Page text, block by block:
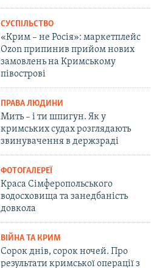
СУСПІЛЬСТВО
«Крим – не Росія»: маркетплейс
Ozon припинив прийом нових
замовлень на Кримському
півострові
ПРАВА ЛЮДИНИ
Мить – і ти шпигун. Як у
кримських судах розглядають
звинувачення в держзраді
ФОТОГАЛЕРЕЇ
Краса Сімферопольського
водосховища та занедбаність
довкола
ВІЙНА ТА КРИМ
Сорок днів, сорок ночей. Про
результати кримської операції з